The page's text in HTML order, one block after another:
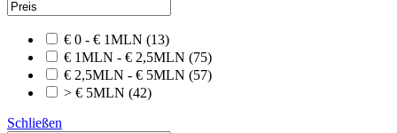
€ 0 - € 1MLN (13)
€ 1MLN - € 2,5MLN (75)
€ 2,5MLN - € 5MLN (57)
> € 5MLN (42)
Schließen